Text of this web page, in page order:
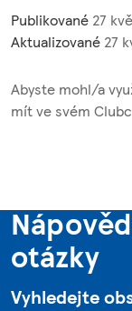
Publikované 27
Aktualizované 27
Abyste mohl/a
mít ve svém
otázky
Vyhledejte